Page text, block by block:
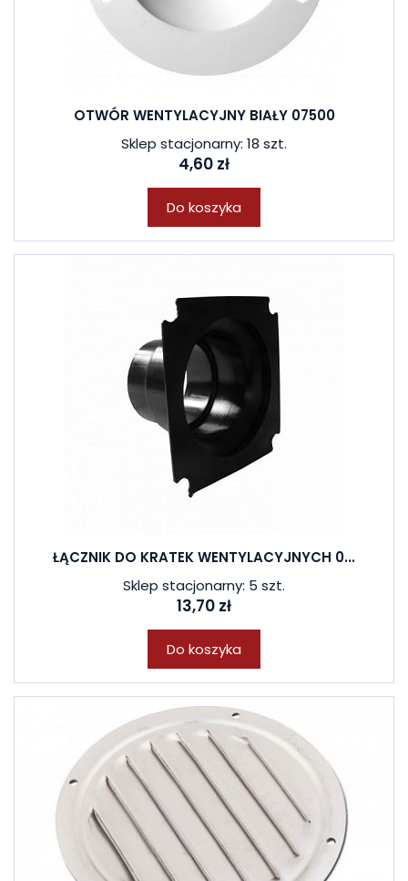
OTWÓR WENTYLACYJNY BIAŁY 07500
Sklep stacjonarny: 18 szt.
4,60 zł
Do koszyka
ŁĄCZNIK DO KRATEK WENTYLACYJNYCH 0...
Sklep stacjonarny: 5 szt.
13,70 zł
Do koszyka